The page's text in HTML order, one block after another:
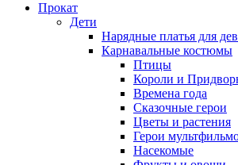
Прокат
Дети
Нарядные платья для
Карнавальные костюмы
Птицы
Короли и
Времена года
Сказочные герои
Цветы и растения
Герои
Насекомые